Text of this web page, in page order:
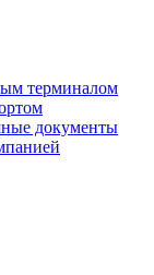
терминалом
документы